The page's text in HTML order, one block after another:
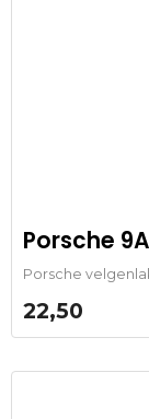
Porsche
Porsche
22,50